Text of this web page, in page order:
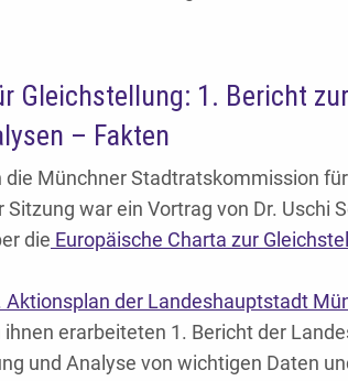
Gleichstellung: 1. Bericht
– Fakten
Münchner Stadtratskommission
war ein Vortrag von Dr. Uschi
die Europäische Charta zur
Aktionsplan der Landeshauptstadt
erarbeiteten 1. Bericht der
und Analyse von wichtigen Daten